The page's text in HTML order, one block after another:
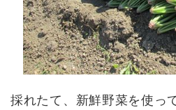
採れたて、新鮮野菜を使っ